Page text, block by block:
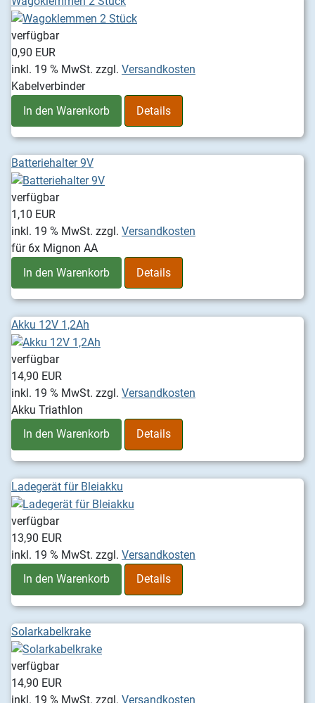
verfügbar
0,90 EUR
inkl. 19 % MwSt. zzgl. Versandkosten
Kabelverbinder
In den Warenkorb
Details
Batteriehalter 9V
verfügbar
1,10 EUR
inkl. 19 % MwSt. zzgl. Versandkosten
für 6x Mignon AA
In den Warenkorb
Details
Akku 12V 1,2Ah
verfügbar
14,90 EUR
inkl. 19 % MwSt. zzgl. Versandkosten
Akku Triathlon
In den Warenkorb
Details
Ladegerät für Bleiakku
verfügbar
13,90 EUR
inkl. 19 % MwSt. zzgl. Versandkosten
In den Warenkorb
Details
Solarkabelkrake
verfügbar
14,90 EUR
inkl. 19 % MwSt. zzgl. Versandkosten